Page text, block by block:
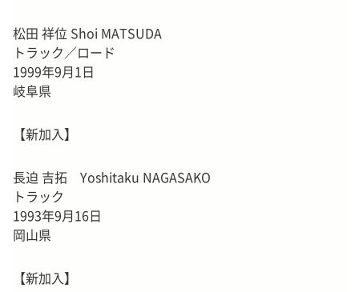
松田 祥位 Shoi MATSUDA
トラック／ロード
1999年9月1日
岐阜県
【新加入】
長迫 吉拓 Yoshitaku NAGASAKO
トラック
1993年9月16日
岡山県
【新加入】